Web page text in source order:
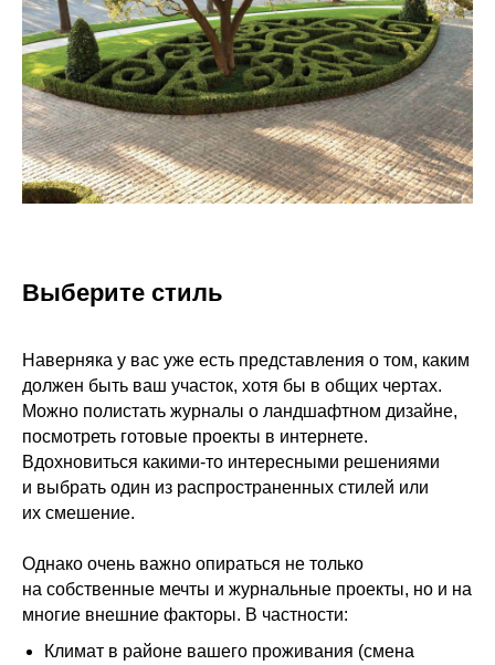
Выберите стиль
Наверняка у вас уже есть представления о том, каким
должен быть ваш участок, хотя бы в общих чертах.
Можно полистать журналы о ландшафтном дизайне,
посмотреть готовые проекты в интернете.
Вдохновиться какими-то интересными решениями
и выбрать один из распространенных стилей или
их смешение.
Однако очень важно опираться не только
на собственные мечты и журнальные проекты, но и на
многие внешние факторы. В частности:
Климат в районе вашего проживания (смена